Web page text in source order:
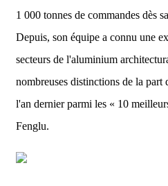
1 000 tonnes de commandes dès
Depuis, son équipe a connu une
secteurs de l'aluminium
nombreuses distinctions de la
l'an dernier parmi les « 10
Fenglu.